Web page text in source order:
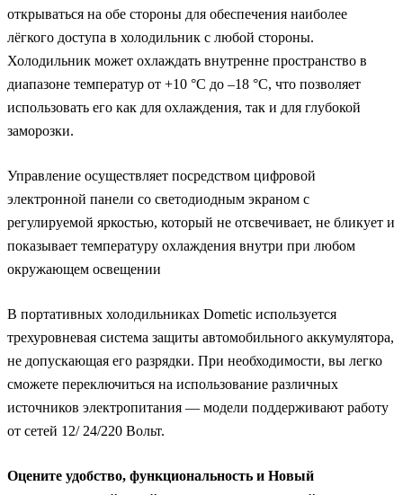
открываться на обе стороны для обеспечения наиболее
лёгкого доступа в холодильник с любой стороны.
Холодильник может охлаждать внутренне пространство в
диапазоне температур от +10 °C до –18 °C, что позволяет
использовать его как для охлаждения, так и для глубокой
заморозки.
Управление осуществляет посредством цифровой
электронной панели со светодиодным экраном с
регулируемой яркостью, который не отсвечивает, не бликует и
показывает температуру охлаждения внутри при любом
окружающем освещении
В портативных холодильниках Dometic используется
трехуровневая система защиты автомобильного аккумулятора,
не допускающая его разрядки. При необходимости, вы легко
сможете переключиться на использование различных
источников электропитания — модели поддерживают работу
от сетей 12/ 24/220 Вольт.
Оцените удобство, функциональность и Новый